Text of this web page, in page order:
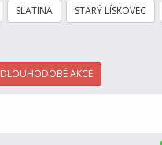
SLATINA STARÝ LÍSKOVEC
DLOUHODOBÉ AKCE